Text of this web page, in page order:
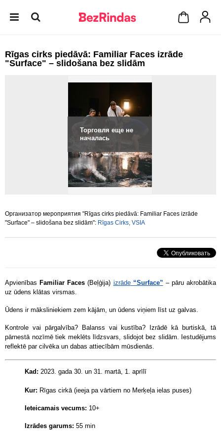
Rīgas cirks piedāvā: Familiar Faces izrāde
"Surface" – slidošana bez slidām
Торговля еще не
началась
Организатор мероприятия "Rīgas cirks piedāvā: Familiar Faces izrāde
"Surface" – slidošana bez slidām": Rīgas Cirks, VSIA
Apvienības Familiar Faces (Beļģija) izrāde“Surface” – pāru akrobātika
uz ūdens klātas virsmas.
Ūdens ir māksliniekiem zem kājām, un ūdens viņiem līst uz galvas.
Kontrole vai pārgalvība? Balanss vai kustība? Izrādē kā burtiskā, tā
pārnestā nozīmē tiek meklēts līdzsvars, slidojot bez slidām. Iestudējums
reflektē par cilvēka un dabas attiecībām mūsdienās.
Kad: 2023. gada 30. un 31. martā, 1. aprīlī
Kur: Rīgas cirkā (ieeja pa vārtiem no Merķeļa ielas puses)
Ieteicamais vecums: 10+
Izrādes garums: 55 min